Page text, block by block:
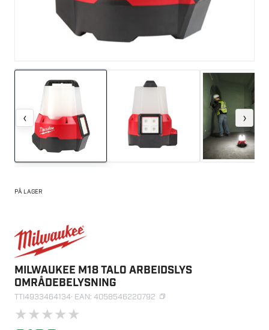
‹ ›
PÅ LAGER
MILWAUKEE M18 TAL0 ARBEIDSLYS
OMRÅDEBELYSNING
TTI4933464134· EAN: 4058546220792
★★★★★